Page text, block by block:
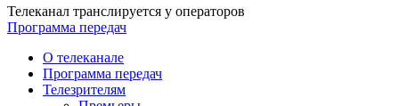
Телеканал транслируется у операторов
Программа передач
О телеканале
Программа передач
Телезрителям